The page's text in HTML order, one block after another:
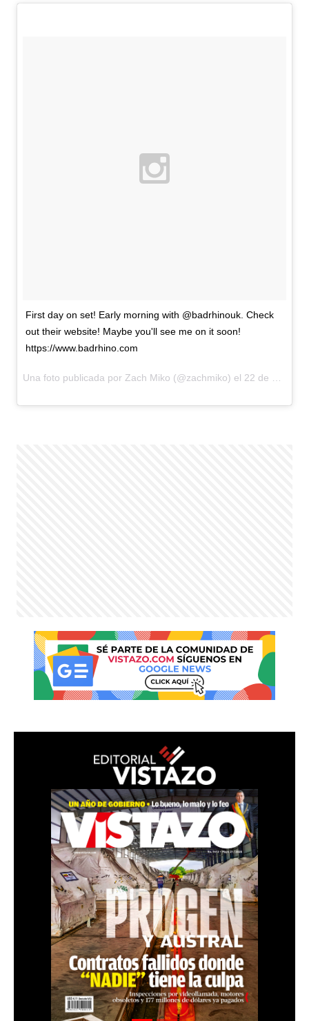
First day on set! Early morning with @badrhinouk. Check
out their website! Maybe you'll see me on it soon!
https://www.badrhino.com
Una foto publicada por Zach Miko (@zachmiko) el 22 de Feb de 2016 a la(s) 3:42 PST